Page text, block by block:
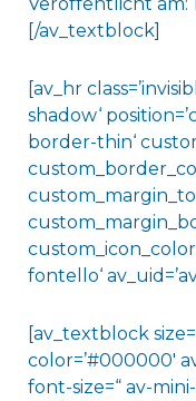
[/av_textblock]
[av_hr
shadow‘
border-thin‘
fontello‘
[av_textblock
color=’#000000′
font-size=“ av-